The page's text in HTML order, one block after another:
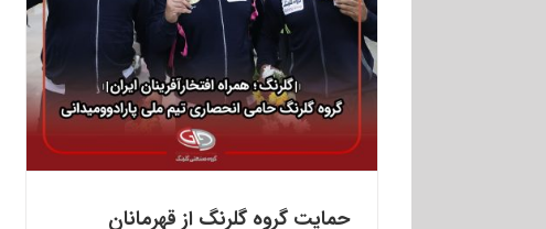
حمایت گروه گلرنگ از قهرمانان